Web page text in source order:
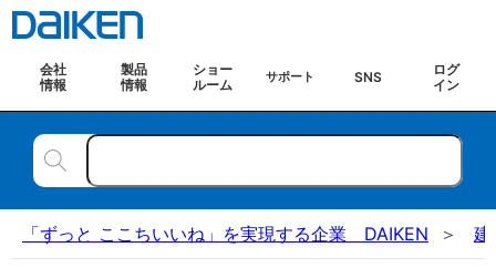
会社
情報
製品
情報
ショー
ルーム
サポート SNS
ログ
イン
「ずっと ここちいいね」を実現する企業 DAIKEN 建